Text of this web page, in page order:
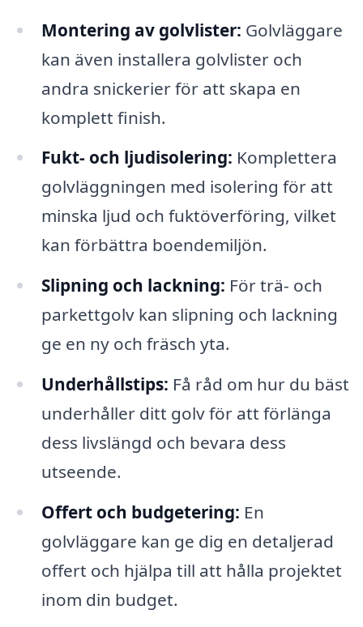
Montering av golvlister: Golvläggare
kan även installera golvlister och
andra snickerier för att skapa en
komplett finish.
Fukt- och ljudisolering: Komplettera
golvläggningen med isolering för att
minska ljud och fuktöverföring, vilket
kan förbättra boendemiljön.
Slipning och lackning: För trä- och
parkettgolv kan slipning och lackning
ge en ny och fräsch yta.
Underhållstips: Få råd om hur du bäst
underhåller ditt golv för att förlänga
dess livslängd och bevara dess
utseende.
Offert och budgetering: En
golvläggare kan ge dig en detaljerad
offert och hjälpa till att hålla projektet
inom din budget.